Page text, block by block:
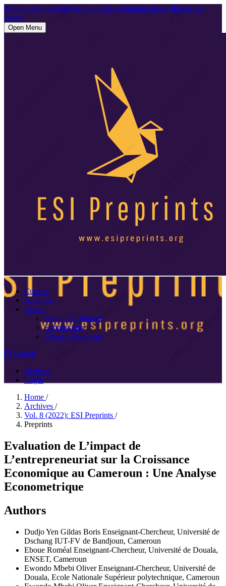
Skip to main content Skip to main navigation menu Skip to site
footer
Open Menu
Current
Archives
About
About the Journal
Submissions
Privacy Statement
Search
Register
Login
Home /
Archives /
Vol. 8 (2022): ESI Preprints /
Preprints
Evaluation de L’impact de
L’entrepreneuriat sur la Croissance
Economique au Cameroun : Une Analyse
Econometrique
Authors
Dudjo Yen Gildas Boris Enseignant-Chercheur, Université de
Dschang IUT-FV de Bandjoun, Cameroun
Eboue Roméal Enseignant-Chercheur, Université de Douala,
ENSET, Cameroun
Ewondo Mbebi OliverEnseignant-Chercheur, Université de
Douala, Ecole Nationale Supérieur polytechnique, Cameroun